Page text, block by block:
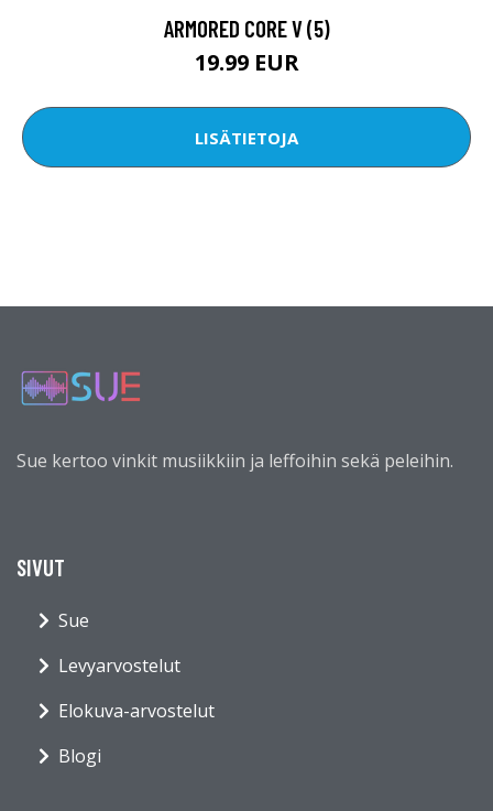
ARMORED CORE V (5)
19.99 EUR
LISÄTIETOJA
Sue kertoo vinkit musiikkiin ja leffoihin sekä peleihin.
SIVUT
Sue
Levyarvostelut
Elokuva-arvostelut
Blogi